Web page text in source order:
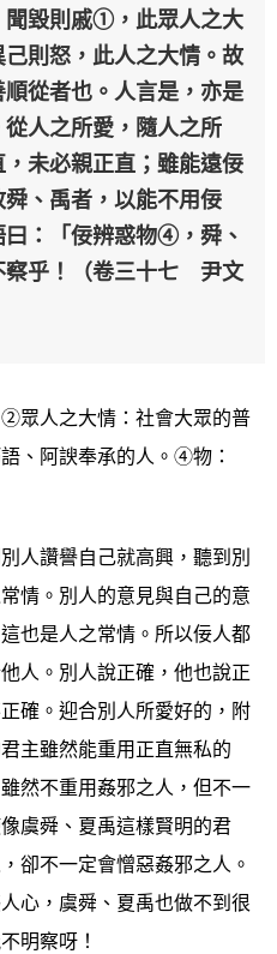
聞毀則戚①，此眾人之大
則怒，此人之大情。故
從者也。人言是，亦是
人之所愛，隨人之所
未必親正直；雖能遠佞
、禹者，以能不用佞
：「佞辨惑物④，舜、
察乎！（卷三十七 尹文
眾人之大情：社會大眾的普
、阿諛奉承的人。④物：
人讚譽自己就高興，聽到別
情。別人的意見與自己的意
也是人之常情。所以佞人都
人。別人說正確，他也說正
確。迎合別人所愛好的，附
主雖然能重用正直無私的
然不重用姦邪之人，但不一
虞舜、夏禹這樣賢明的君
卻不一定會憎惡姦邪之人。
心，虞舜、夏禹也做不到很
明察呀！